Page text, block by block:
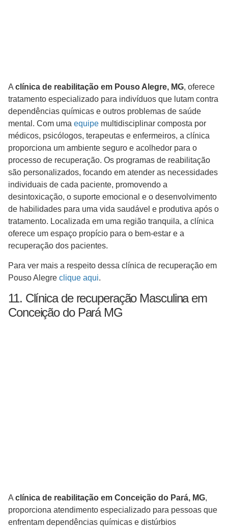
A clínica de reabilitação em Pouso Alegre, MG, oferece
tratamento especializado para indivíduos que lutam contra
dependências químicas e outros problemas de saúde
mental. Com uma equipe multidisciplinar composta por
médicos, psicólogos, terapeutas e enfermeiros, a clínica
proporciona um ambiente seguro e acolhedor para o
processo de recuperação. Os programas de reabilitação
são personalizados, focando em atender as necessidades
individuais de cada paciente, promovendo a
desintoxicação, o suporte emocional e o desenvolvimento
de habilidades para uma vida saudável e produtiva após o
tratamento. Localizada em uma região tranquila, a clínica
oferece um espaço propício para o bem-estar e a
recuperação dos pacientes.
Para ver mais a respeito dessa clínica de recuperação em
Pouso Alegre clique aqui.
11. Clínica de recuperação Masculina em
Conceição do Pará MG
A clínica de reabilitação em Conceição do Pará, MG,
proporciona atendimento especializado para pessoas que
enfrentam dependências químicas e distúrbios